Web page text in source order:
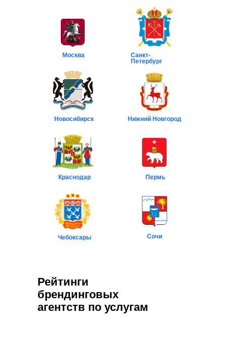
Сочи
Санкт-
Петербург
Москва
Новосибирск Нижний Новгород
Краснодар Пермь
Чебоксары
Рейтинги
брендинговых
агентств по услугам